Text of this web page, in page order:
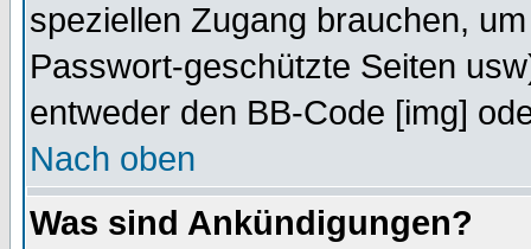
speziellen Zugang brauchen,
Passwort-geschützte Seiten
entweder den BB-Code [img]
Nach oben
Was sind Ankündigungen?